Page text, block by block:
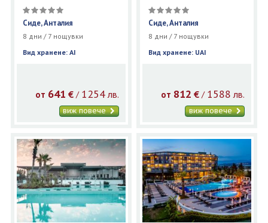
Сиде, Анталия
8 дни / 7 нощувки
Вид хранене: AI
от 641 €/ 1254 лв.
виж повече
Сиде, Анталия
8 дни / 7 нощувки
Вид хранене: UAI
от 812 € / 1588 лв.
виж повече